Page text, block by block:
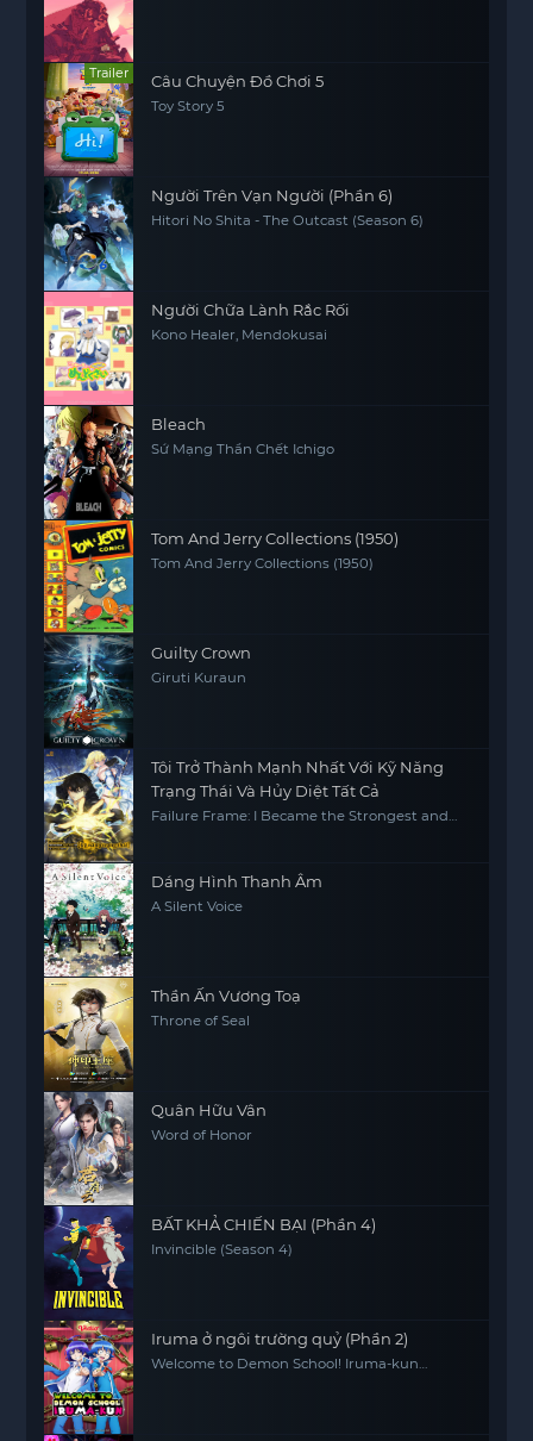
Trailer Câu Chuyện Đồ Chơi 5
Toy Story 5
Người Trên Vạn Người (Phần 6)
Hitori No Shita - The Outcast (Season 6)
Người Chữa Lành Rắc Rối
Kono Healer, Mendokusai
Bleach
Sứ Mạng Thần Chết Ichigo
Tom And Jerry Collections (1950)
Tom And Jerry Collections (1950)
Guilty Crown
Giruti Kuraun
Tôi Trở Thành Mạnh Nhất Với Kỹ Năng
Trạng Thái Và Hủy Diệt Tất Cả
Failure Frame: I Became the Strongest and
Dáng Hình Thanh Âm
A Silent Voice
Thần Ấn Vương Toạ
Throne of Seal
Quân Hữu Vân
Word of Honor
BẤT KHẢ CHIẾN BẠI (Phần 4)
Invincible (Season 4)
Iruma ở ngôi trường quỷ (Phần 2)
Welcome to Demon School! Iruma-kun